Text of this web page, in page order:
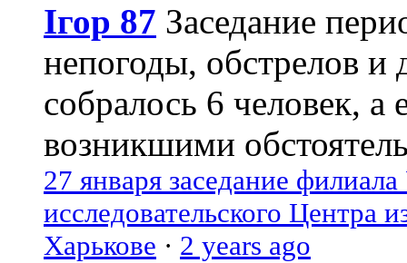
Ігор 87 Заседание
непогоды, обстрелов и
собралось 6 человек, а
возникшими
27 января заседание
исследовательского Центра
Харькове · 2 years ago